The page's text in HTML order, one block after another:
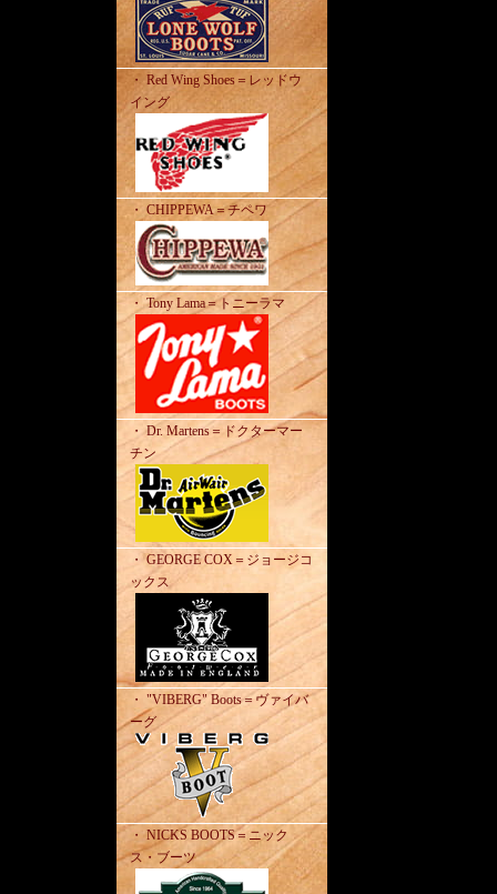
・ Red Wing Shoes＝レッドウ
イング
・ CHIPPEWA＝チペワ
・ Tony Lama＝トニーラマ
・ Dr. Martens＝ドクターマー
チン
・ GEORGE COX＝ジョージコ
ックス
・ "VIBERG" Boots＝ヴァイバ
ーグ
・ NICKS BOOTS＝ニック
ス・ブーツ